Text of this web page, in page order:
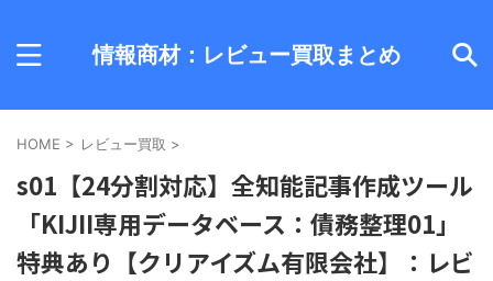
情報商材：レビュー買取まとめ
HOME > レビュー買取 >
s01【24分割対応】全知能記事作成ツール
「KIJII専用データベース：債務整理01」
特典あり【クリアイズム有限会社】：レビ